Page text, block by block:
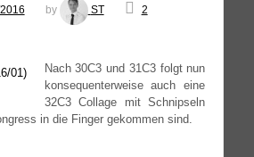
by ST
2
Nach30C3 und 31C3folgt nun
kon­se­quen­ter­wei­se auch eine
32C3Col­la­ge mit Schnip­seln
in die Fin­ger gekom­men sind.